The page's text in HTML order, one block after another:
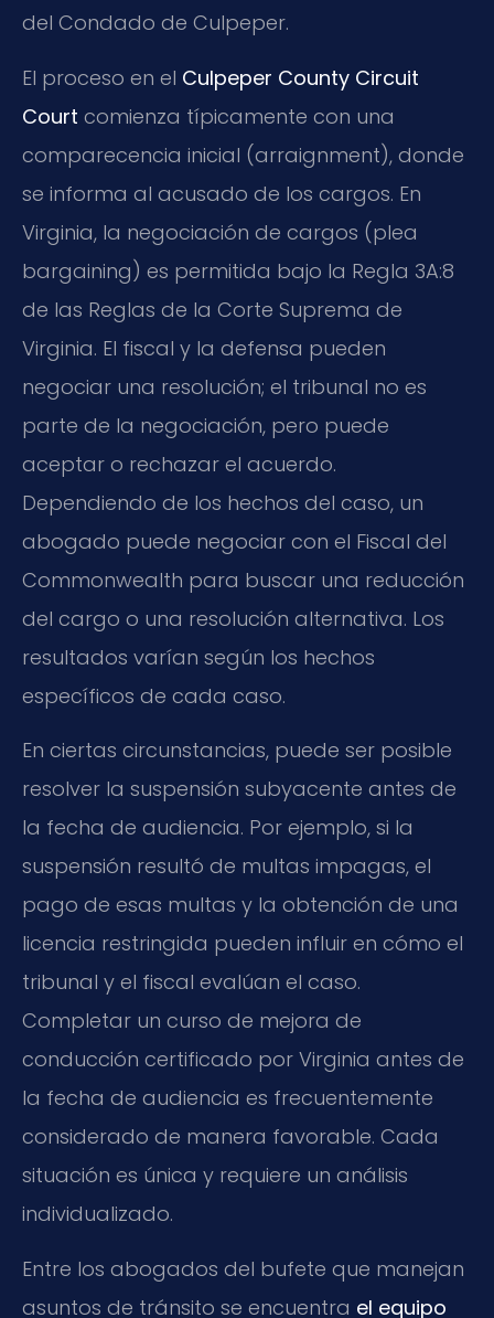
del Condado de Culpeper.
El proceso en el Culpeper County Circuit
Court comienza típicamente con una
comparecencia inicial (arraignment), donde
se informa al acusado de los cargos. En
Virginia, la negociación de cargos (plea
bargaining) es permitida bajo la Regla 3A:8
de las Reglas de la Corte Suprema de
Virginia. El fiscal y la defensa pueden
negociar una resolución; el tribunal no es
parte de la negociación, pero puede
aceptar o rechazar el acuerdo.
Dependiendo de los hechos del caso, un
abogado puede negociar con el Fiscal del
Commonwealth para buscar una reducción
del cargo o una resolución alternativa. Los
resultados varían según los hechos
específicos de cada caso.
En ciertas circunstancias, puede ser posible
resolver la suspensión subyacente antes de
la fecha de audiencia. Por ejemplo, si la
suspensión resultó de multas impagas, el
pago de esas multas y la obtención de una
licencia restringida pueden influir en cómo el
tribunal y el fiscal evalúan el caso.
Completar un curso de mejora de
conducción certificado por Virginia antes de
la fecha de audiencia es frecuentemente
considerado de manera favorable. Cada
situación es única y requiere un análisis
individualizado.
Entre los abogados del bufete que manejan
asuntos de tránsito se encuentra el equipo